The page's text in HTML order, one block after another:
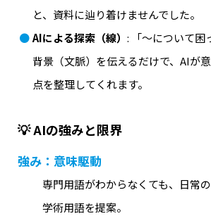
と、資料に辿り着けませんでした。
AIによる探索（線） : 「〜について困
背景（文脈）を伝えるだけで、AIが
点を整理してくれます。
💡 AIの強みと限界
強み：意味駆動
専門用語がわからなくても、日常
学術用語を提案。